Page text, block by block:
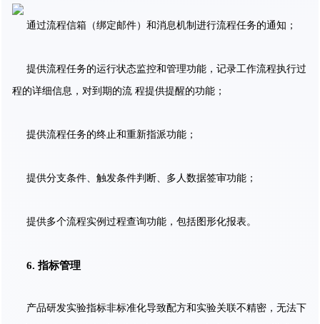
通过流程信箱（绑定邮件）和消息机制进行流程任务的通知；
提供流程任务的运行状态监控和管理功能，记录工作流程执行过
程的详细信息，对到期的流 程提供提醒的功能；
提供流程任务的终止和重新指派功能；
提供分支条件、触发条件判断、多人数据签审功能；
提供多个流程实例过程查询功能，包括图形化报表。
6. 指标管理
产品研发实验指标非标准化导致配方和实验关联不精密，无法下